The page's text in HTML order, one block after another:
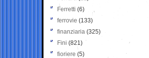
Ferretti (6)
ferrovie (133)
finanziaria (325)
Fini (821)
fioriere (5)